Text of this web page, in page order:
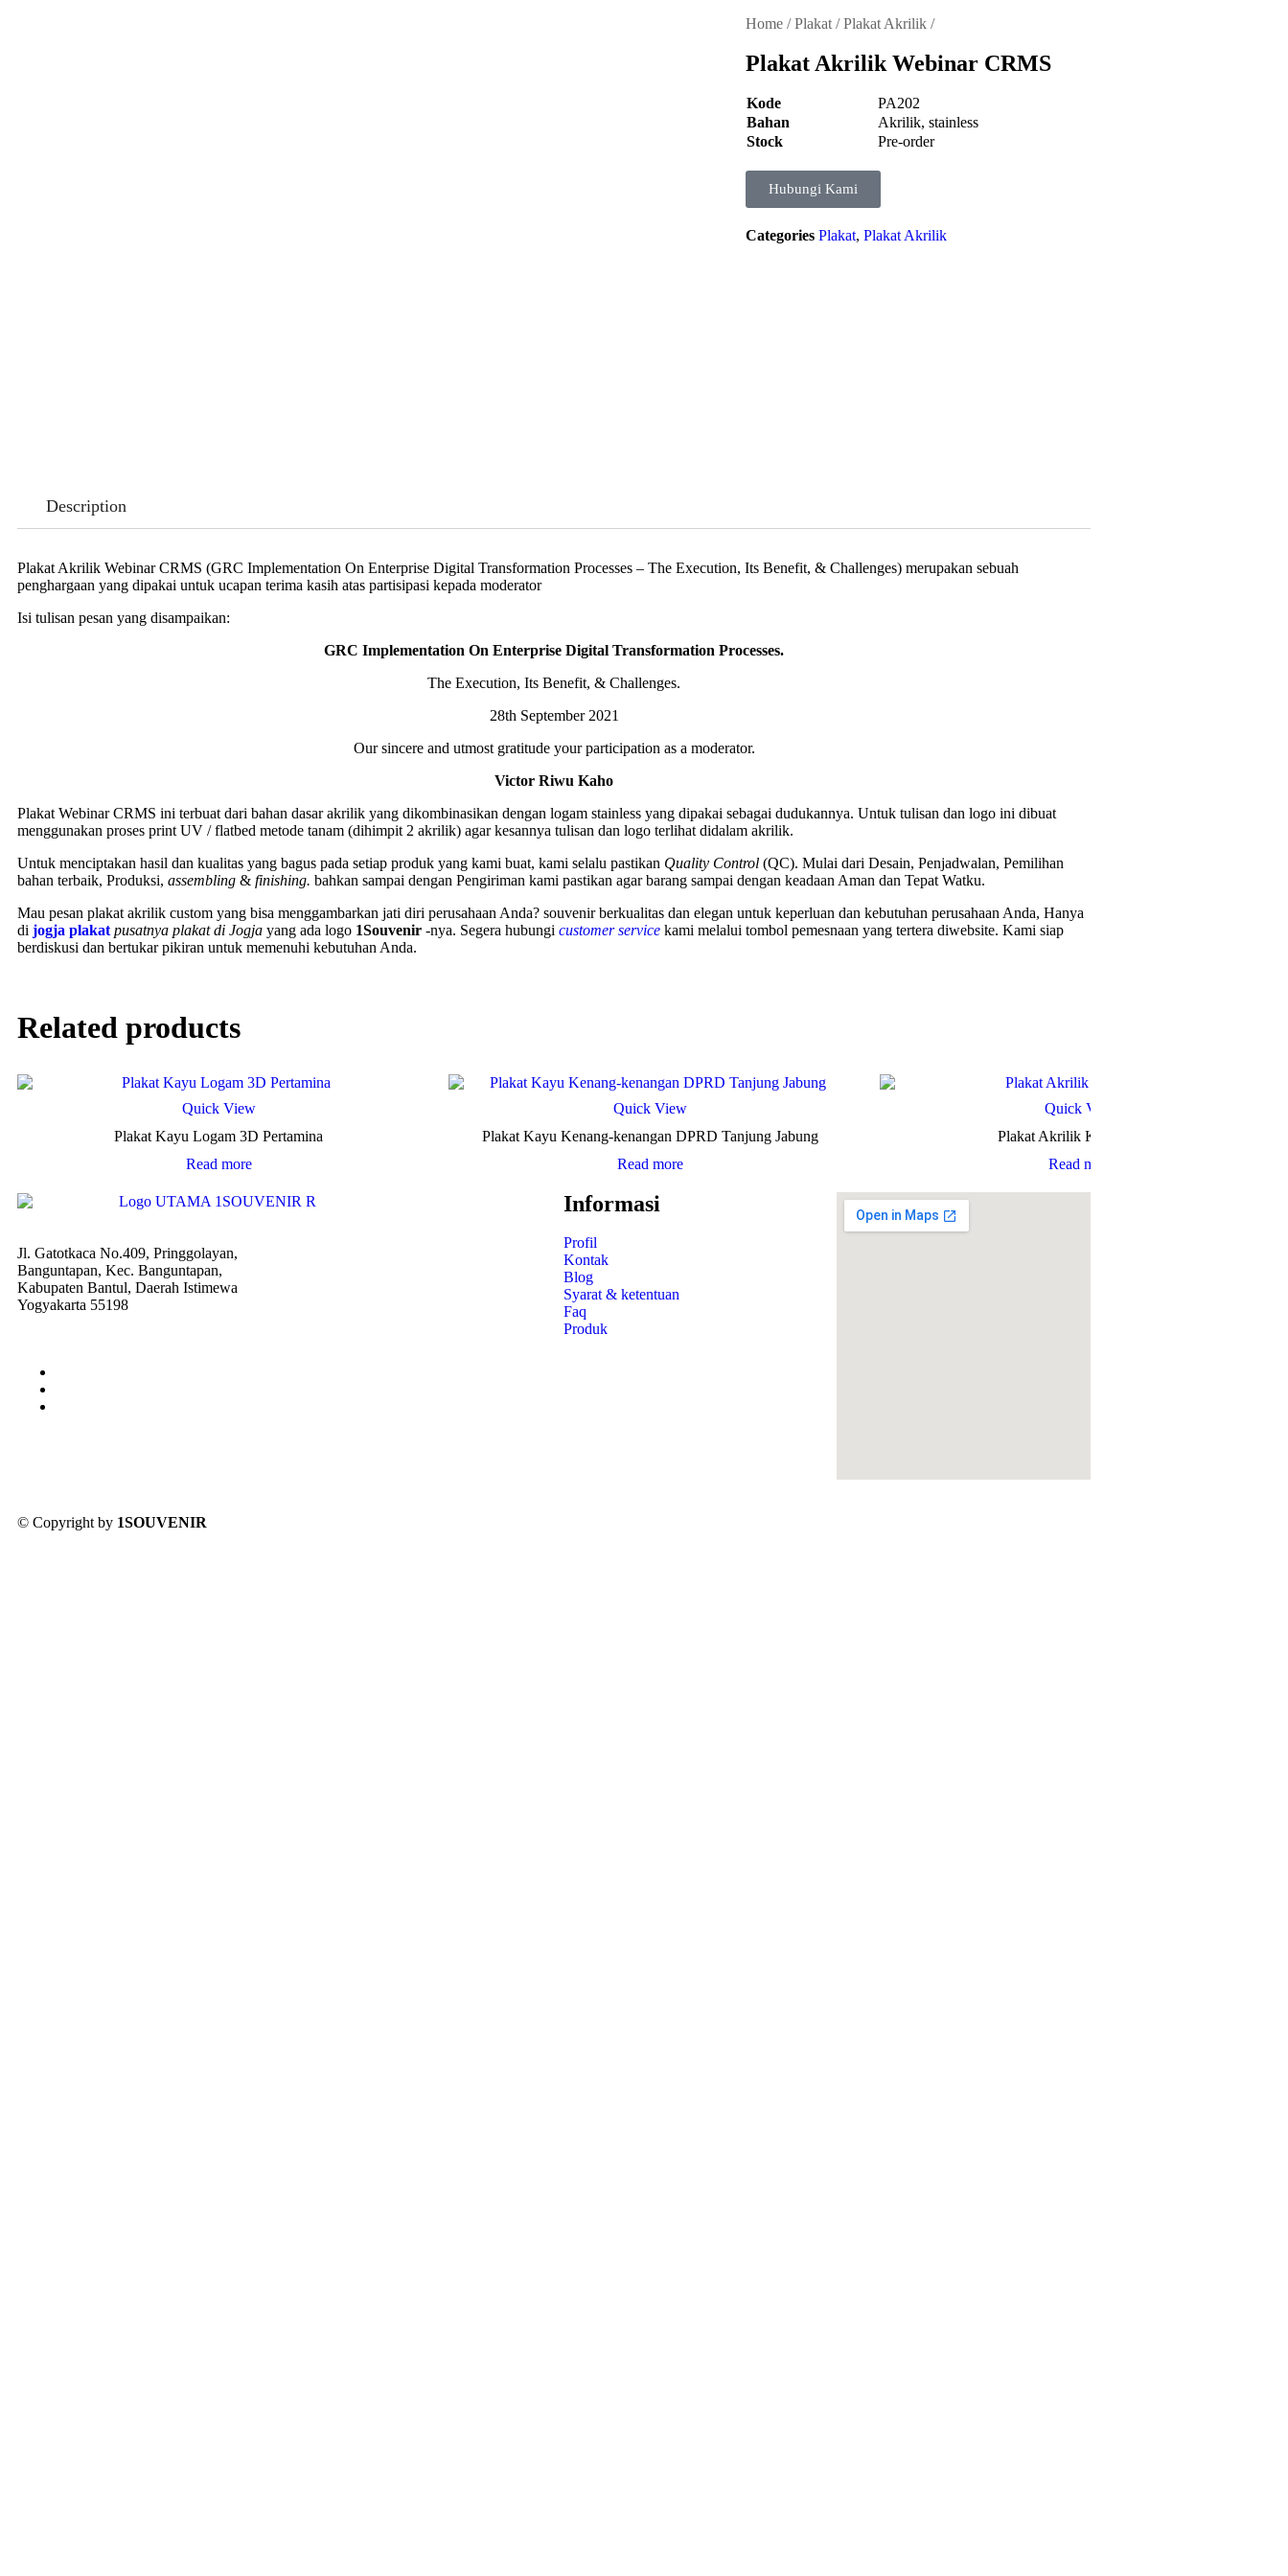
Home/Plakat/Plakat Akrilik/
Plakat Akrilik Webinar CRMS
Kode
PA202
Bahan
Akrilik, stainless
Stock
Pre-order
Hubungi Kami
Categories Plakat, Plakat Akrilik
Description
Plakat Akrilik Webinar CRMS (GRC Implementation On Enterprise Digital Transformation Processes – The Execution, Its Benefit, & Challenges) merupakan sebuah
penghargaan yang dipakai untuk ucapan terima kasih atas partisipasi kepada moderator
Isi tulisan pesan yang disampaikan:
GRC Implementation On Enterprise Digital Transformation Processes.
The Execution, Its Benefit, & Challenges.
28th September 2021
Our sincere and utmost gratitude your participation as a moderator.
Victor Riwu Kaho
Plakat Webinar CRMS ini terbuat dari bahan dasar akrilik yang dikombinasikan dengan logam stainless yang dipakai sebagai dudukannya. Untuk tulisan dan logo ini dibuat
menggunakan proses print UV / flatbed metode tanam (dihimpit 2 akrilik) agar kesannya tulisan dan logo terlihat didalam akrilik.
Untuk menciptakan hasil dan kualitas yang bagus pada setiap produk yang kami buat, kami selalu pastikan Quality Control (QC). Mulai dari Desain, Penjadwalan, Pemilihan
bahan terbaik, Produksi, assembling & finishing. bahkan sampai dengan Pengiriman kami pastikan agar barang sampai dengan keadaan Aman dan Tepat Watku.
Mau pesan plakat akrilik custom yang bisa menggambarkan jati diri perusahaan Anda? souvenir berkualitas dan elegan untuk keperluan dan kebutuhan perusahaan Anda, Hanya
di jogja plakat pusatnya plakat di Jogja yang ada logo 1Souvenir -nya. Segera hubungi customer service kami melalui tombol pemesnaan yang tertera diwebsite. Kami siap
berdiskusi dan bertukar pikiran untuk memenuhi kebutuhan Anda.
Related products
Quick View
Plakat Kayu Logam 3D Pertamina
Read more
Quick View
Plakat Kayu Kenang-kenangan DPRD Tanjung Jabung
Read more
Quick View
Plakat Akrilik Kansha Prize
Read more
Jl. Gatotkaca No.409, Pringgolayan,
Banguntapan, Kec. Banguntapan,
Kabupaten Bantul, Daerah Istimewa
Yogyakarta 55198
Informasi
Profil
Kontak
Blog
Syarat & ketentuan
Faq
Produk
© Copyright by 1SOUVENIR